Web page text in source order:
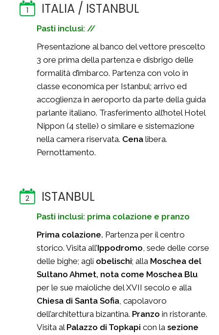
1 ITALIA / ISTANBUL
Pasti inclusi: //
Presentazione al banco del vettore prescelto
3 ore prima della partenza e disbrigo delle
formalità d’imbarco. Partenza con volo in
classe economica per Istanbul; arrivo ed
accoglienza in aeroporto da parte della guida
parlante italiano. Trasferimento all’hotel Hotel
Nippon (4 stelle) o similare e sistemazione
nella camera riservata. Cena libera.
Pernottamento.
2 ISTANBUL
Pasti inclusi: prima colazione e pranzo
Prima colazione. Partenza per il centro
storico. Visita all’Ippodromo, sede delle corse
delle bighe; agli obelischi; alla Moschea del
Sultano Ahmet, nota come Moschea Blu
per le sue maioliche del XVII secolo e alla
Chiesa di Santa Sofia, capolavoro
dell’architettura bizantina. Pranzo in ristorante.
Visita al Palazzo di Topkapi con la sezione